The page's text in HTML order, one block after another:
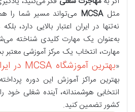
مثلMCSA
نه‌تنها در ایران اعتبار بالایی دارد،
به‌عنوان یک مهارت کلیدی شناخته
مهارت، انتخاب یک مرکز آموزشی معتبر
«بهترین آموزشگاه MCSA در ایران کجاست؟
بهترین مراکز آموزش این دوره
انتخابی هوشمندانه، آینده شغلی خود
کشور تضمین کنید.